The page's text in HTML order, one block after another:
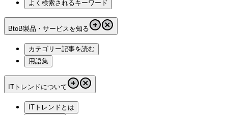
よく検索されるキーワード
BtoB製品・サービスを知る
カテゴリー記事を読む
用語集
ITトレンドについて
ITトレンドとは